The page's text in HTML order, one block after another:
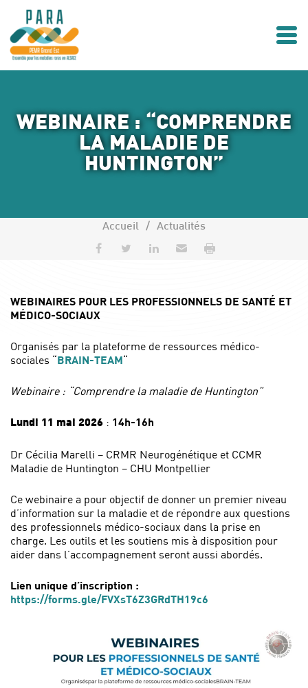
Accéder au contenu
Accéder au menu
WEBINAIRE : “COMPRENDRE
LA MALADIE DE
HUNTINGTON”
Accueil Actualités
Partager sur Facebook
Partager sur Twitter
Partager sur LinkedIn
Envoyer par e-mail
WEBINAIRES POUR LES PROFESSIONNELS DE SANTÉ ET
MÉDICO-SOCIAUX
Organisés par la plateforme de ressources médico-
sociales “BRAIN-TEAM“
Webinaire : “Comprendre la maladie de Huntington”
Lundi 11 mai 2026 : 14h-16h
Dr Cécilia Marelli – CRMR Neurogénétique et CCMR
Maladie de Huntington – CHU Montpellier
Ce webinaire a pour objectif de donner un premier niveau
d’information sur la maladie et de répondre aux questions
des professionnels médico-sociaux dans la prise en
charge. Les outils et les soutiens mis à disposition pour
aider dans l’accompagnement seront aussi abordés.
Lien unique d’inscription :
https://forms.gle/FVXsT6Z3GRdTH19c6
Cookies management panel